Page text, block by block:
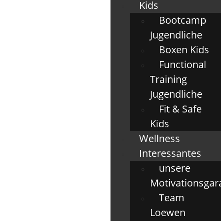
Kids
Bootcamp
Jugendliche
Boxen Kids
Functional
Training
Jugendliche
Fit & Safe
Kids
Wellness
Interessantes
unsere
Team
Loewen